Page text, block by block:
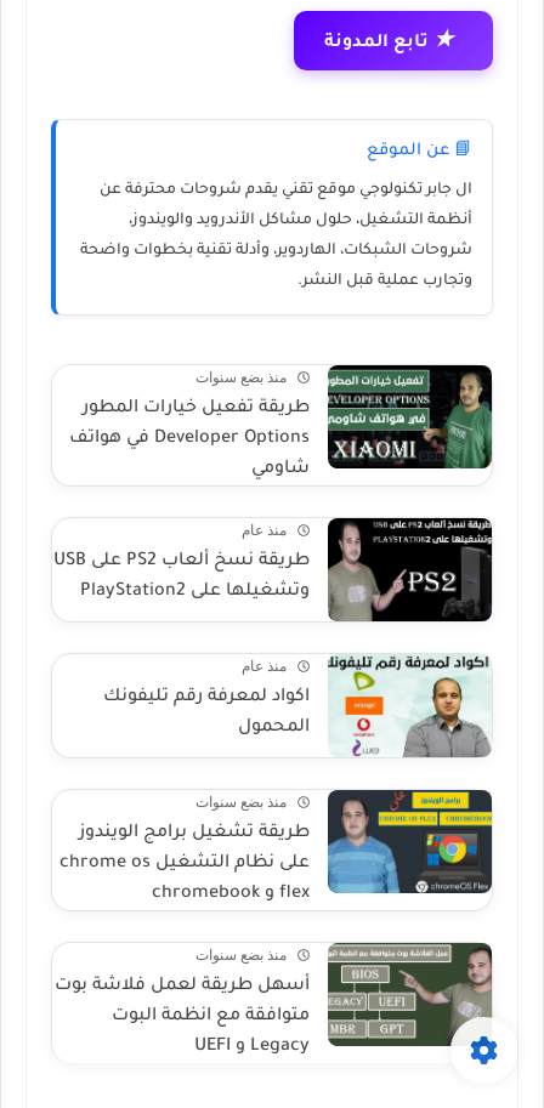
★ تابع المدونة
📘 عن الموقع
ال جابر تكنولوجي موقع تقني يقدم شروحات محترفة عن
أنظمة التشغيل، حلول مشاكل الأندرويد والويندوز،
شروحات الشبكات، الهاردوير، وأدلة تقنية بخطوات واضحة
وتجارب عملية قبل النشر.
منذ بضع سنوات
طريقة تفعيل خيارات المطور
Developer Options في هواتف
شاومي
منذ عام
طريقة نسخ ألعاب PS2 على USB
وتشغيلها على PlayStation2
منذ عام
اكواد لمعرفة رقم تليفونك
المحمول
منذ بضع سنوات
طريقة تشغيل برامج الويندوز
على نظام التشغيل chrome os
flex و chromebook
منذ بضع سنوات
أسهل طريقة لعمل فلاشة بوت
متوافقة مع انظمة البوت
Legacy و UEFI